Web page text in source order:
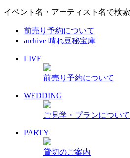
イベント名・アーティスト名で検索
前売り予約について
archive 晴れ豆秘宝庫
LIVE
前売り予約について
WEDDING
ご見学・プランについて
PARTY
貸切のご案内